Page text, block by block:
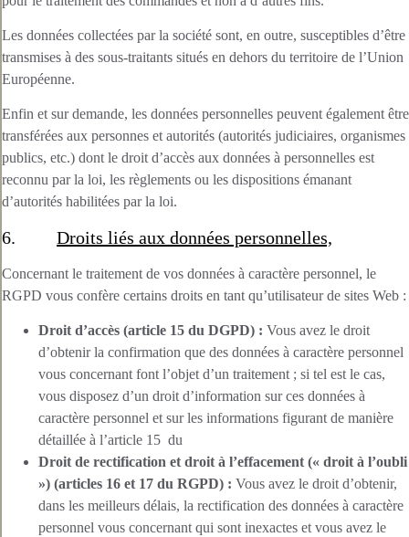
Les données collectées par la société sont, en outre, susceptibles d’être
transmises à des sous-traitants situés en dehors du territoire de l’Union
Européenne.
Enfin et sur demande, les données personnelles peuvent également être
transférées aux personnes et autorités (autorités judiciaires, organismes
publics, etc.) dont le droit d’accès aux données à personnelles est
reconnu par la loi, les règlements ou les dispositions émanant
d’autorités habilitées par la loi.
6. Droits liés aux données personnelles,
Concernant le traitement de vos données à caractère personnel, le
RGPD vous confère certains droits en tant qu’utilisateur de sites Web :
Droit d’accès (article 15 du DGPD) : Vous avez le droit
d’obtenir la confirmation que des données à caractère personnel
vous concernant font l’objet d’un traitement ; si tel est le cas,
vous disposez d’un droit d’information sur ces données à
caractère personnel et sur les informations figurant de manière
détaillée à l’article 15 du
Droit de rectification et droit à l’effacement (« droit à l’oubli
») (articles 16 et 17 du RGPD) : Vous avez le droit d’obtenir,
dans les meilleurs délais, la rectification des données à caractère
personnel vous concernant qui sont inexactes et vous avez le